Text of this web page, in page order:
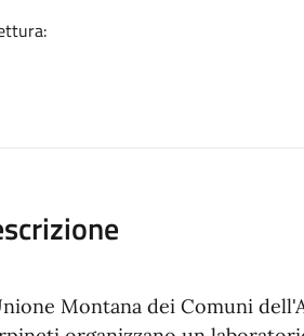
Montana dei Comuni